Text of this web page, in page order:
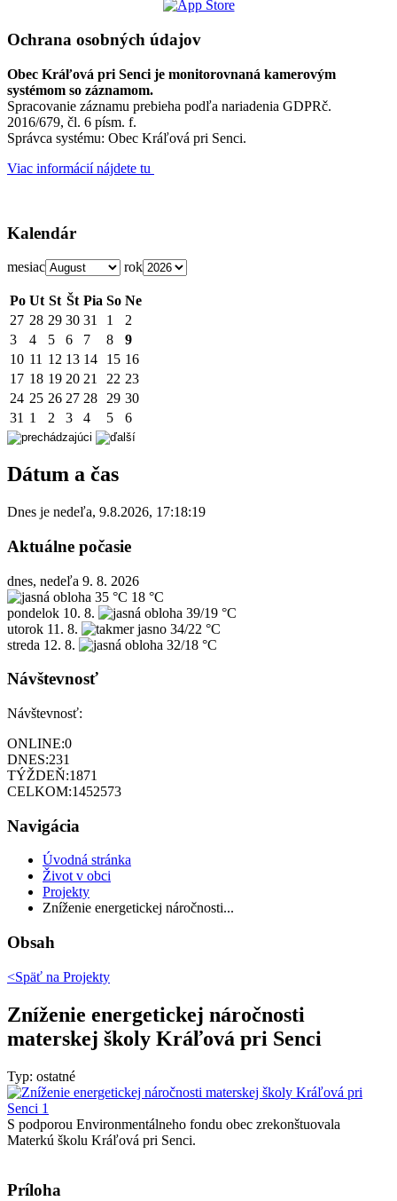
Ochrana osobných údajov
Obec Kráľová pri Senci je monitorovnaná kamerovým
systémom so záznamom.
Spracovanie záznamu prebieha podľa nariadenia GDPRč.
2016/679, čl. 6 písm. f.
Správca systému: Obec Kráľová pri Senci.
Viac informácií nájdete tu
Kalendár
mesiac rok
Po Ut St Št Pia So Ne
27 28 29 30 31 1
2
3
4 5 6 7 8
9
10 11 12 13 14 15 16
17 18 19 20 21 22 23
24 25 26 27 28 29 30
31 1 2 3 4 5 6
Dátum a čas
Dnes je nedeľa, 9.8.2026, 17:18:19
Aktuálne počasie
dnes, nedeľa 9. 8. 2026
35 °C 18 °C
pondelok 10. 8.
39/19 °C
utorok 11. 8.
34/22 °C
streda 12. 8. 32/18 °C
Návštevnosť
Návštevnosť:
ONLINE:0
DNES:231
TÝŽDEŇ:1871
CELKOM:1452573
Navigácia
Úvodná stránka
Život v obci
Projekty
Zníženie energetickej náročnosti...
Obsah
<Späť na Projekty
Zníženie energetickej náročnosti
materskej školy Kráľová pri Senci
Typ: ostatné
S podporou Environmentálneho fondu obec zrekonštuovala
Materkú školu Kráľová pri Senci.
Príloha